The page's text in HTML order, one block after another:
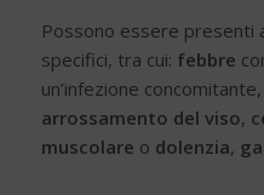
Possono essere presenti
specifici, tra cui: febbre
un’infezione concomitante,
arrossamento del viso,
muscolare o dolenzia,